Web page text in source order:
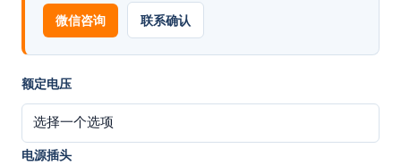
微信咨询 联系确认
额定电压
电源插头